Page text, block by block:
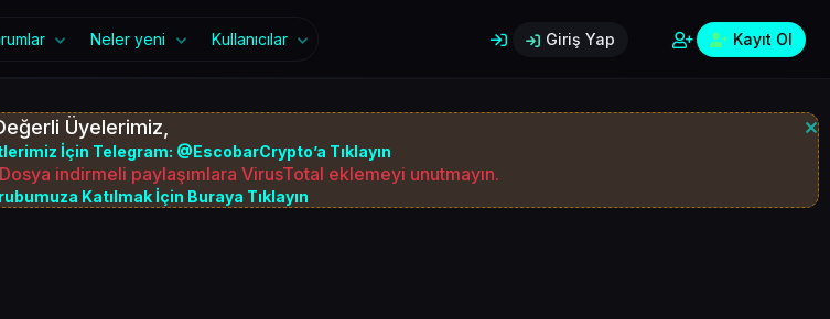
Neler yeni Kullanıcılar Giriş Yap Kayıt Ol
Üyelerimiz,
İçin Telegram: @EscobarCrypto’a Tıklayın
indirmeli paylaşımlara VirusTotal eklemeyi unutmayın.
Katılmak İçin Buraya Tıklayın